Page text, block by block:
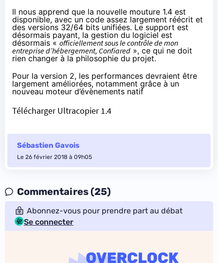
Il nous apprend que la nouvelle mouture 1.4 est
disponible, avec un code assez largement réécrit et
des versions 32/64 bits unifiées. Le support est
désormais payant, la gestion du logiciel est
désormais « officiellement sous le contrôle de mon
entreprise d’hébergement, Confiared », ce qui ne doit
rien changer à la philosophie du projet.
Pour la version 2, les performances devraient être
largement améliorées, notamment grâce à un
nouveau moteur d’évènements natif
Télécharger Ultracopier 1.4
Sébastien Gavois
Le 26 février 2018 à 09h05
Commentaires (25)
Abonnez-vous pour prendre part au débat
Se connecter